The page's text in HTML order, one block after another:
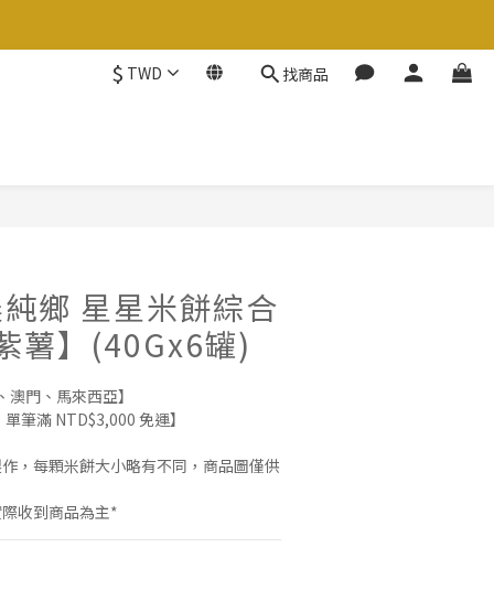
$ TWD 找商品
鄉 星星米餅綜合
薯】(40Gx6罐)
門、馬來西亞】
筆滿 NTD$3,000 免運】
，每顆米餅大小略有不同，商品圖僅供
收到商品為主*